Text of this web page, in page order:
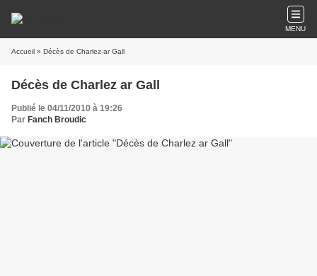
MENU
Accueil » Décès de Charlez ar Gall
Décès de Charlez ar Gall
Publié le 04/11/2010 à 19:26
Par Fanch Broudic